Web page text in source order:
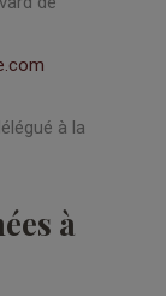
à la
à